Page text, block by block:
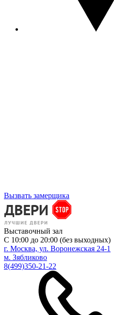
Вызвать замерщика
Выставочный зал
С 10:00 до 20:00 (без выходных)
г. Москва, ул. Воронежская 24-1
м. Зябликово
8(499)350-21-22